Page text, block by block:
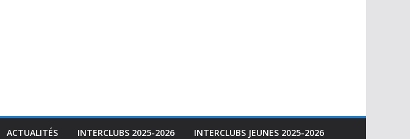
ACTUALITÉS INTERCLUBS 2025-2026 INTERCLUBS JEUNES 2025-2026